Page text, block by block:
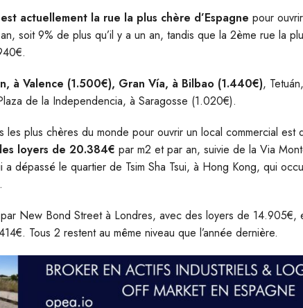
actuellement la rue la plus chère d’Espagne pour
soit 9% de plus qu’il y a un an, tandis que la 2ème rue la
à Valence (1.500€), Gran Vía, à Bilbao (1.440€),
de la Independencia, à Saragosse (1.020€).
les plus chères du monde pour ouvrir un local commercial est
loyers de 20.384€ par m2 et par an, suivie de la Via
dépassé le quartier de Tsim Sha Tsui, à Hong Kong, qui
New Bond Street à Londres, avec des loyers de 14.905€,
Tous 2 restent au même niveau que l’année dernière.